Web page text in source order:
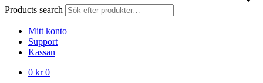
Products search
Mitt konto
Support
Kassan
0 kr 0